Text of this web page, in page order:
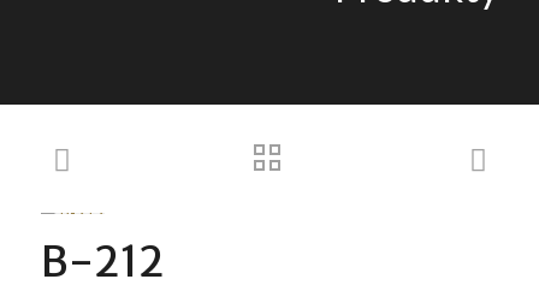
B-212